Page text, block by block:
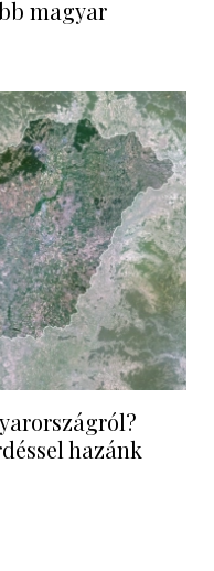
magyar
hazánk